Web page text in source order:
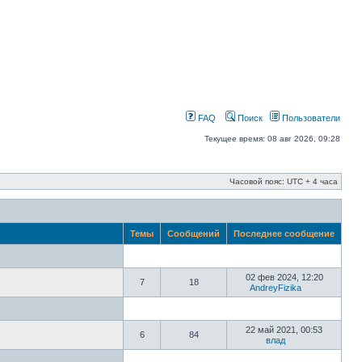
FAQ Поиск Пользователи
Текущее время: 08 авг 2026, 09:28
Часовой пояс: UTC + 4 часа
Темы Сообщений Последнее сообщение
7 18
02 фев 2024, 12:20
AndreyFizika
6 84
22 май 2021, 00:53
влад